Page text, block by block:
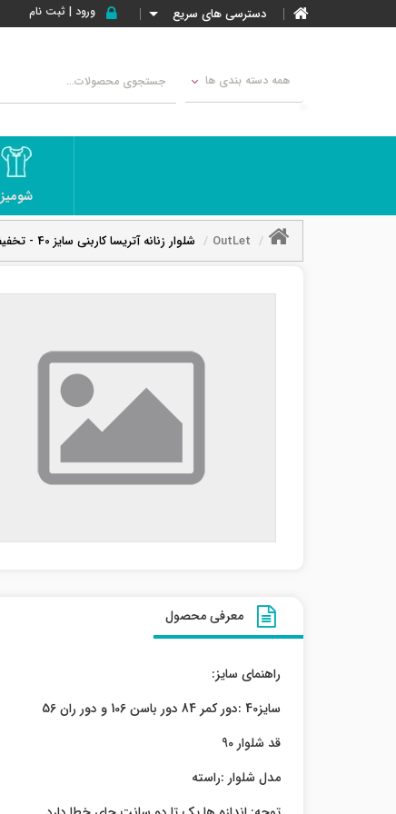
دسترسی های سریع ورود | ثبت نام
همه دسته بندی ها
شومیز
OutLet شلوار زنانه آتریسا کاربنی سایز 40 - تخفیفی
معرفی محصول
راهنمای سایز:
سایز40 :دور کمر 84 دور باسن 106 و دور ران 56
قد شلوار 90
مدل شلوار :راسته